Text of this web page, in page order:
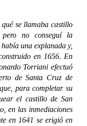
se llamaba castillo
no conseguí la
una explanada y,
en 1656. En
Torriani efectuó
de Santa Cruz de
para completar su
el castillo de San
en las inmediaciones
en 1641 se erigió en